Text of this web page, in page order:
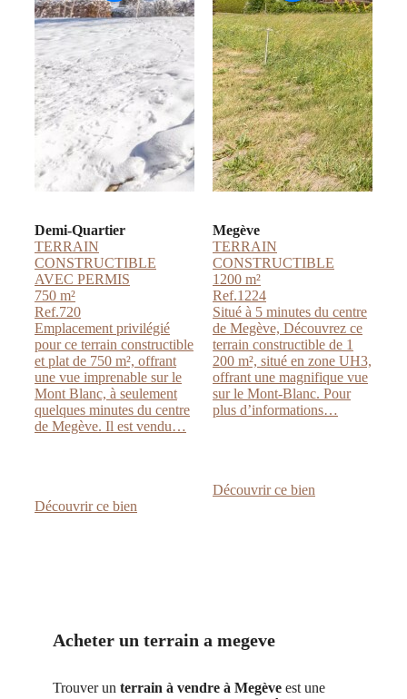
Demi-Quartier
TERRAIN
CONSTRUCTIBLE
AVEC PERMIS
750 m²
Ref.720
Emplacement privilégié
pour ce terrain constructible
et plat de 750 m², offrant
une vue imprenable sur le
Mont Blanc, à seulement
quelques minutes du centre
de Megève. Il est vendu…
Découvrir ce bien
BLANC
Megève
TERRAIN
CONSTRUCTIBLE
1200 m²
Ref.1224
Situé à 5 minutes du centre
de Megève, Découvrez ce
terrain constructible de 1
200 m², situé en zone UH3,
offrant une magnifique vue
sur le Mont-Blanc. Pour
plus d’informations…
Découvrir ce bien
Acheter un terrain a megeve
Trouver un terrain à vendre à Megève est une